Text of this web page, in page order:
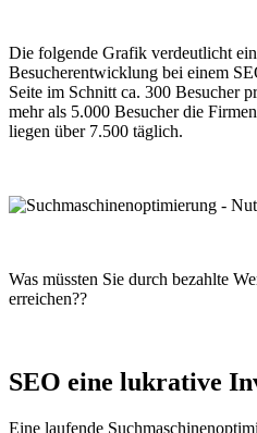
Die folgende Grafik verdeutlicht
Besucherentwicklung bei einem
Seite im Schnitt ca. 300 Besucher
mehr als 5.000 Besucher die
liegen über 7.500 täglich.
Was müssten Sie durch bezahlte
erreichen??
SEO eine lukrative
Eine laufende